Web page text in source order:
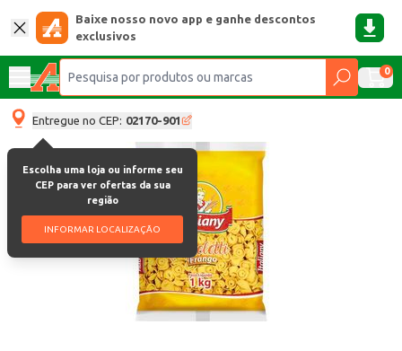
Baixe nosso novo app e ganhe descontos
exclusivos
0
Entregue no CEP: 02170-901
Escolha uma loja ou informe seu
CEP para ver ofertas da sua
região
INFORMAR LOCALIZAÇÃO